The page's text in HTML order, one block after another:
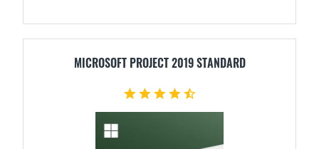
MICROSOFT PROJECT 2019 STANDARD